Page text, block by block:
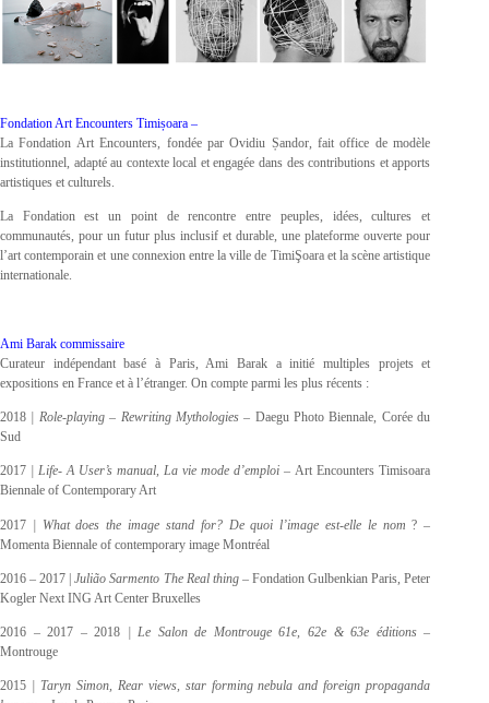
Fondation Art Encounters Timișoara –
La Fondation Art Encounters, fondée par Ovidiu Șandor, fait office de modèle
institutionnel, adapté au contexte local et engagée dans des contributions et apports
artistiques et culturels.
La Fondation est un point de rencontre entre peuples, idées, cultures et
communautés, pour un futur plus inclusif et durable, une plateforme ouverte pour
l’art contemporain et une connexion entre la ville de TimiŞoara et la scène artistique
internationale.
Ami Barak commissaire
Curateur indépendant basé à Paris, Ami Barak a initié multiples projets et
expositions en France et à l’étranger. On compte parmi les plus récents :
2018 | Role-playing – Rewriting Mythologies– Daegu Photo Biennale, Corée du
Sud
2017 | Life- A User’s manual, La vie mode d’emploi –Art Encounters Timisoara
Biennale of Contemporary Art
2017 | What does the image stand for? De quoi l’image est-elle le nom? –
Momenta Biennale of contemporary image Montréal
2016 – 2017 |Julião Sarmento The Real thing – Fondation Gulbenkian Paris, Peter
Kogler Next ING Art Center Bruxelles
2016 – 2017 – 2018
| Le Salon de Montrouge 61e, 62e & 63e éditions –
Montrouge
2015
| Taryn Simon, Rear views, star forming nebula and foreign propaganda